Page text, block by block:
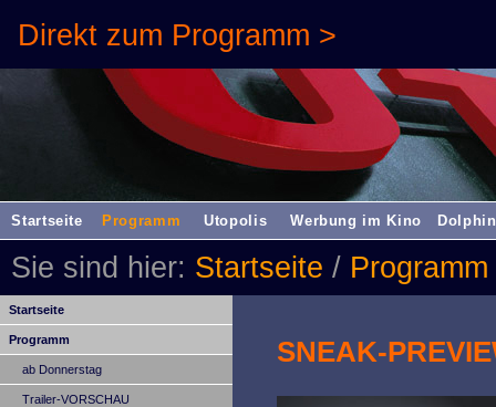
Direkt zum Programm >
Startseite Programm Utopolis Werbung im Kino
Sie sind hier: Startseite / Programm
Startseite
Programm
ab Donnerstag
Trailer-VORSCHAU
SNEAK-